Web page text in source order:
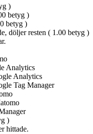
)
betyg )
betyg )
döljer resten ( 1.00 betyg )
Analytics
Analytics
Tag Manager
)
hittade.